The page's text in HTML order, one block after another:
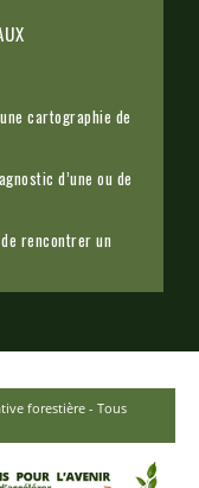
cartographie de
d’une ou de
de rencontrer un
forestière - Tous